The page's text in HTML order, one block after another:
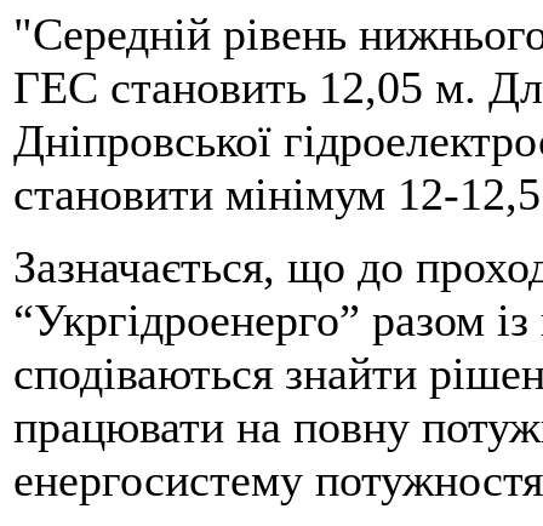
"Середній рівень
ГЕС становить 12,05 м.
Дніпровської
становити мінімум 12-
Зазначається, що до
“Укргідроенерго” разом
сподіваються знайти
працювати на повну
енергосистему